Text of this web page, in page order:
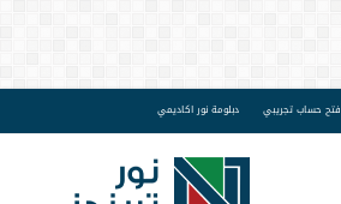
فتح حساب تجريبي دبلومة نور اكاديمي